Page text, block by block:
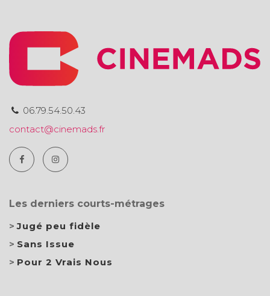
06.79.54.50.43
contact@cinemads.fr
Les derniers courts-métrages
Jugé peu fidèle
Sans Issue
Pour 2 Vrais Nous